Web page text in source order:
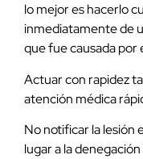
lo mejor es hacerlo
inmediatamente de
que fue causada por
Actuar con rapidez
atención médica
No notificar la lesión
lugar a la